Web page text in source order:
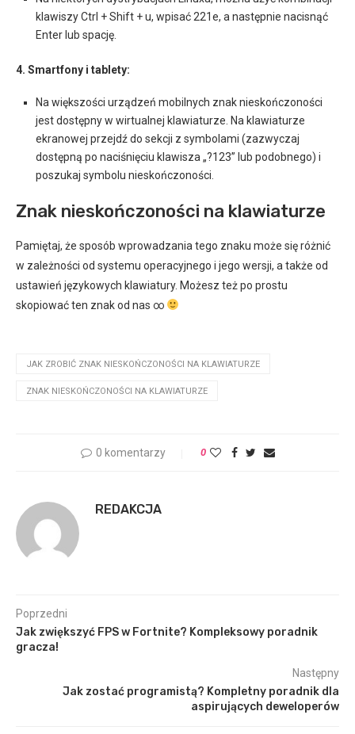
klawiszy Ctrl + Shift + u, wpisać 221e, a następnie nacisnąć
Enter lub spację.
4. Smartfony i tablety:
Na większości urządzeń mobilnych znak nieskończoności
jest dostępny w wirtualnej klawiaturze. Na klawiaturze
ekranowej przejdź do sekcji z symbolami (zazwyczaj
dostępną po naciśnięciu klawisza „?123” lub podobnego) i
poszukaj symbolu nieskończoności.
Znak nieskończoności na klawiaturze
Pamiętaj, że sposób wprowadzania tego znaku może się różnić
w zależności od systemu operacyjnego i jego wersji, a także od
ustawień językowych klawiatury. Możesz też po prostu
skopiować ten znak od nas ∞
JAK ZROBIĆ ZNAK NIESKOŃCZONOŚCI NA KLAWIATURZE
ZNAK NIESKOŃCZONOŚCI NA KLAWIATURZE
0 komentarzy 0
REDAKCJA
Poprzedni
Jak zwiększyć FPS w Fortnite? Kompleksowy poradnik
gracza!
Następny
Jak zostać programistą? Kompletny poradnik dla
aspirujących deweloperów